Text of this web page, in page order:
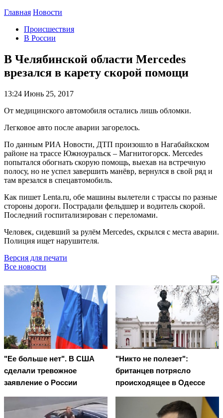
Главная Новости
Происшествия
В России
В Челябинской области Mercedes
врезался в карету скорой помощи
13:24 Июнь 25, 2017
От медицинского автомобиля остались лишь обломки.
Легковое авто после аварии загорелось.
По данным РИА Новости, ДТП произошло в Нагабайкском
районе на трассе Южноуральск – Магнитогорск. Mercedes
попытался обогнать скорую помощь, выехав на встречную
полосу, но не успел завершить манёвр, вернулся в свой ряд и
там врезался в спецавтомобиль.
Как пишет Lenta.ru, обе машины вылетели с трассы по разные
стороны дороги. Пострадали фельдшер и водитель скорой.
Последний госпитализирован с переломами.
Человек, сидевший за рулём Mercedes, скрылся с места аварии.
Полиция ищет нарушителя.
Версия для печати
Все новости
"Ее больше нет". В США
сделали тревожное
заявление о России
"Никто не полезет":
британцев потрясло
происходящее в Одессе